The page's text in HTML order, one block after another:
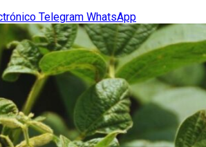
Telegram WhatsApp